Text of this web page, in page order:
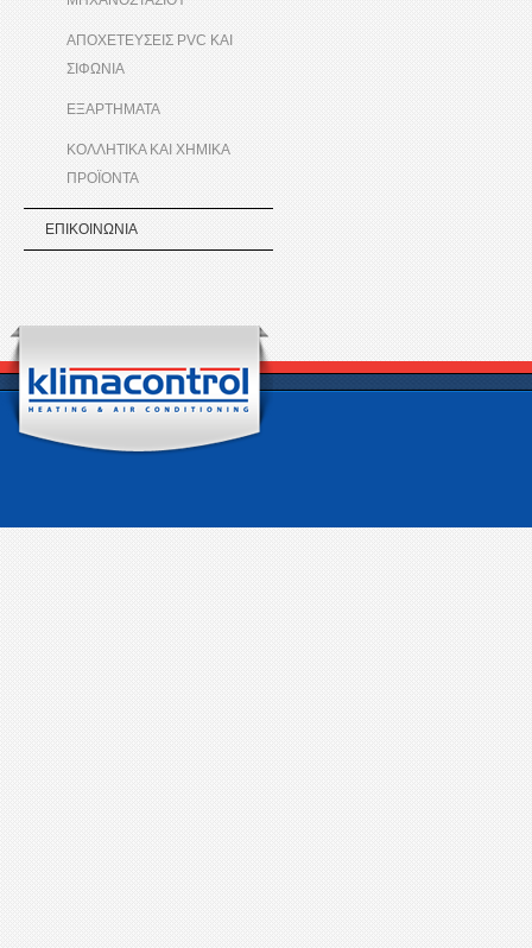
ΑΠΟΧΕΤΕΥΣΕΙΣ PVC ΚΑΙ
ΣΙΦΩΝΙΑ
ΕΞΑΡΤΗΜΑΤΑ
ΚΟΛΛΗΤΙΚΑ ΚΑΙ ΧΗΜΙΚΑ
ΠΡΟΪΟΝΤΑ
ΕΠΙΚΟΙΝΩΝΙΑ